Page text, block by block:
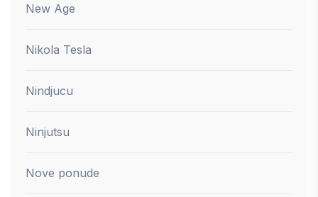
New Age
Nikola Tesla
Nindjucu
Ninjutsu
Nove ponude